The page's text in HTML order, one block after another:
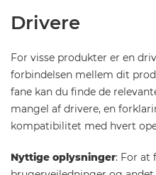
Drivere
For visse produkter er en
forbindelsen mellem dit
fane kan du finde de
mangel af drivere, en
kompatibilitet med hvert
Nyttige oplysninger: For at